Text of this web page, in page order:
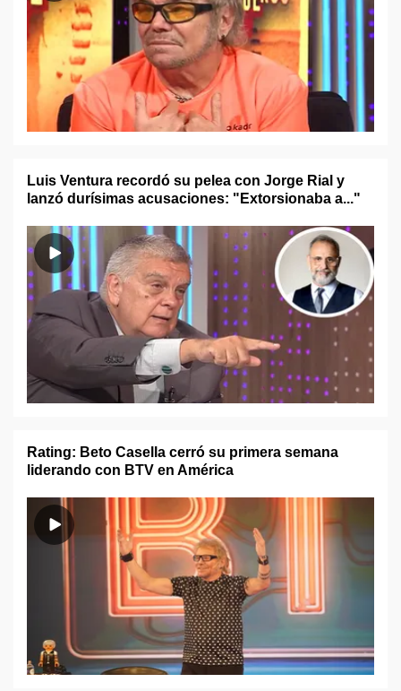
Luis Ventura recordó su pelea con Jorge Rial y
lanzó durísimas acusaciones: "Extorsionaba a..."
Rating: Beto Casella cerró su primera semana
liderando con BTV en América